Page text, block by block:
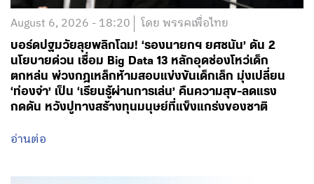
August 6, 2026 - 18:20 โดย พรรคเพื่อไทย
บอร์ดปฐมวัยลุยพลิกโฉม! ‘รองนายกฯ ยศชนัน’ ดัน 2
นโยบายด่วน เชื่อม Big Data 13 หลักอุดช่องโหว่เด็ก
ตกหล่น พ่วงกฎเหล็กห้ามสอบแข่งขันเด็กเล็ก มุ่งเปลี่ยน
‘ท่องจำ’ เป็น ‘เรียนรู้ผ่านการเล่น’ คืนความสุข-ลดแรง
กดดัน หวังปูทางสร้างทุนมนุษย์ที่แข็งแกร่งของชาติ
อ่านต่อ